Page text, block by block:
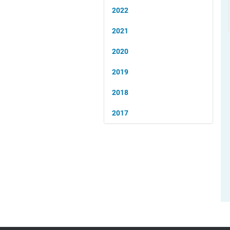
2022
2021
2020
2019
2018
2017